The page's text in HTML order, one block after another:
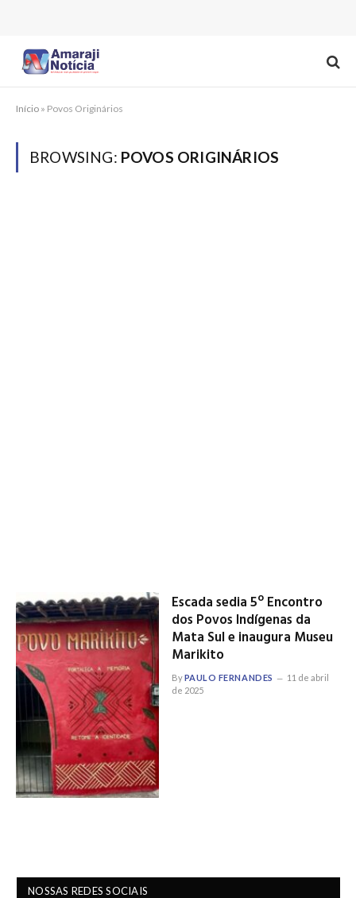
Início » Povos Originários
BROWSING: POVOS ORIGINÁRIOS
Escada sedia 5º Encontro
dos Povos Indígenas da
Mata Sul e inaugura Museu
Marikito
ByPAULO FERNANDES
11 de abril
de 2025
NOSSAS REDES SOCIAIS